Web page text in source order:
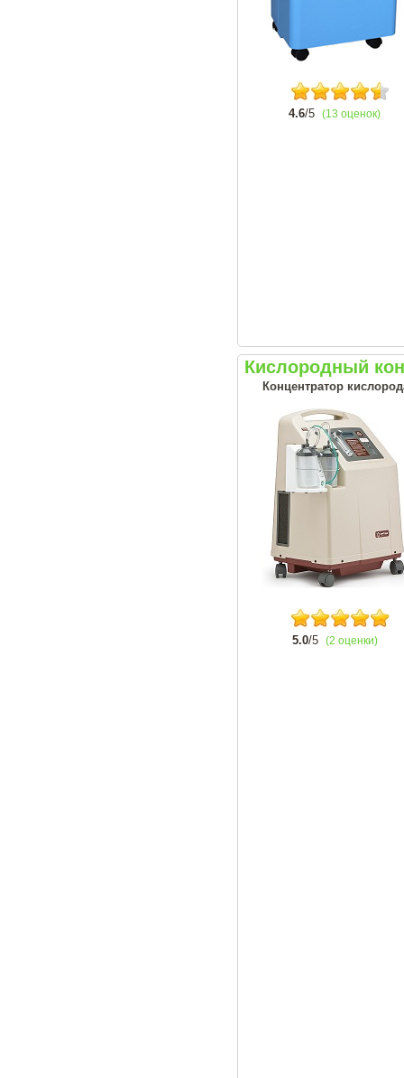
4.6/5 (13 оценок)
Кислородный
Концентратор
5.0/5 (2 оценки)